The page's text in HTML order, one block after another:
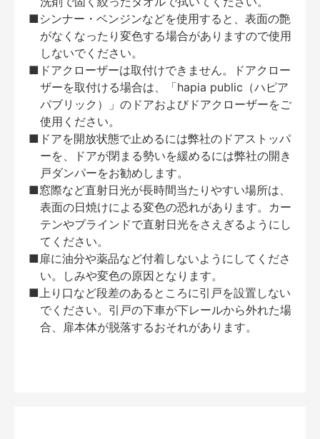
■シンナー・ベンジンなどを使用すると、表面の艶
がなくなったり変色する場合がありますので使用
しないでください。
■ドアクローザーは取付けできません。ドアクロー
ザーを取付ける場合は、「hapia public（ハピア
パブリック）」のドアおよびドアクローザーをご
使用ください。
■ドアを開放状態で止めるには弊社のドアストッパ
ーを、ドアが閉まる勢いを緩めるには弊社の開き
戸ダンパーをお勧めします。
■窓際など直射日光が長時間当たりやすい場所は、
表面の日焼けによる変色の恐れがあります。カー
テンやブラインドで直射日光をさえぎるようにし
てください。
■扉に油分や薬品など付着しないようにしてくださ
い。しみや変色の原因となります。
■上り口など段差のあるところに引戸を設置しない
でください。引戸の下車が下レールから外れた場
合、扉本体が脱落するおそれがあります。